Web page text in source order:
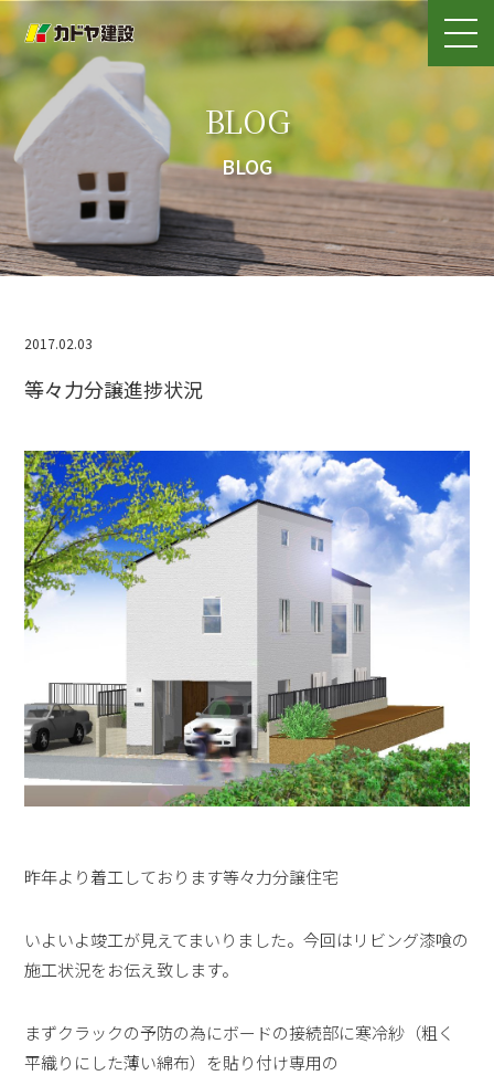
BLOG
BLOG
2017.02.03
等々力分譲進捗状況
昨年より着工しております等々力分譲住宅
いよいよ竣工が見えてまいりました。今回はリビング漆喰の
施工状況をお伝え致します。
まずクラックの予防の為にボードの接続部に寒冷紗（粗く
平織りにした薄い綿布）を貼り付け専用の